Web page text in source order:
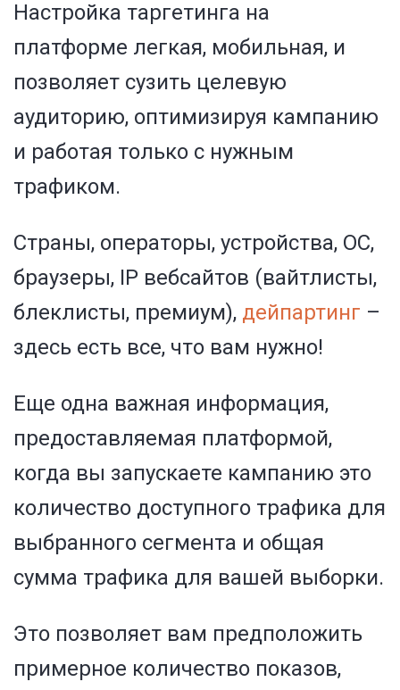
Настройка таргетинга на
платформе легкая, мобильная, и
позволяет сузить целевую
аудиторию, оптимизируя кампанию
и работая только с нужным
трафиком.
Страны, операторы, устройства, ОС,
браузеры, IP вебсайтов (вайтлисты,
блеклисты, премиум), дейпартинг –
здесь есть все, что вам нужно!
Еще одна важная информация,
предоставляемая платформой,
когда вы запускаете кампанию это
количество доступного трафика для
выбранного сегмента и общая
сумма трафика для вашей выборки.
Это позволяет вам предположить
примерное количество показов,